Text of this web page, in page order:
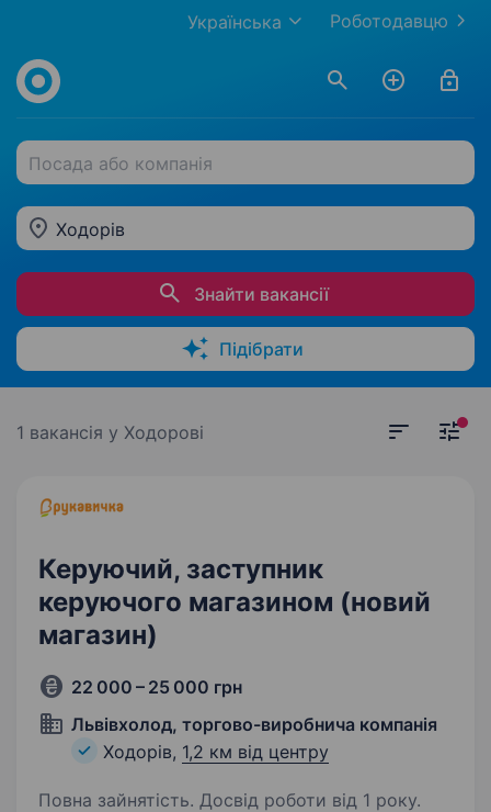
Роботодавцю
Українська
Посада або компанія
Ходорів
Знайти вакансії
Підібрати
1 вакансія у Ходорові
Керуючий, заступник
керуючого магазином (новий
магазин)
22 000 – 25 000 грн
Львівхолод, торгово-виробнича компанія
Ходорів, 1,2 км від центру
Повна зайнятість. Досвід роботи від 1 року.